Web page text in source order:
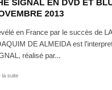
SIGNAL EN DVD ET
2013
en France par le succès de
DE ALMEIDA est
réalisé par...
la suite